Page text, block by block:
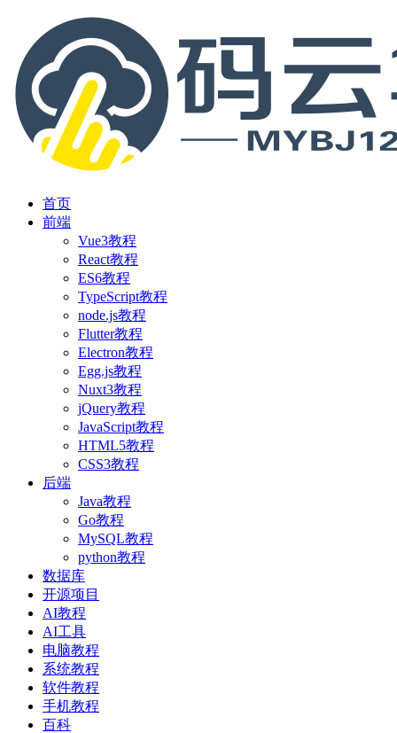
首页
前端
Vue3教程
React教程
ES6教程
TypeScript教程
node.js教程
Flutter教程
Electron教程
Egg.js教程
Nuxt3教程
jQuery教程
JavaScript教程
HTML5教程
CSS3教程
后端
Java教程
Go教程
MySQL教程
python教程
数据库
开源项目
AI教程
AI工具
电脑教程
系统教程
软件教程
手机教程
百科